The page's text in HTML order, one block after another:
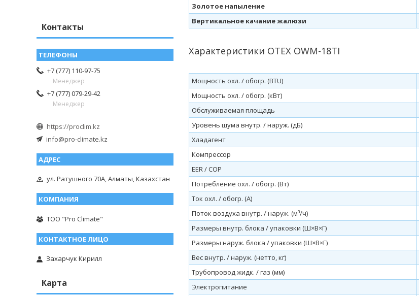
Золотое напыление
Вертикальное качание жалюзи
Характеристики OTEX OWM-18TI
Мощность охл. / обогр. (BTU)
Мощность охл. / обогр. (кВт)
Обслуживаемая площадь
Уровень шума внутр. / наруж. (дБ)
Хладагент
Компрессор
EER / COP
Потребление охл. / обогр. (Вт)
Ток охл. / обогр. (А)
Поток воздуха внутр. / наруж. (м³/ч)
Размеры внутр. блока / упаковки (Ш×В×Г)
Размеры наруж. блока / упаковки (Ш×В×Г)
Вес внутр. / наруж. (нетто, кг)
Трубопровод жидк. / газ (мм)
Электропитание
Контакты
+7 (777) 110-97-75
Менеджер
+7 (777) 079-29-42
Менеджер
https://proclim.kz
info@pro-climate.kz
ул. Ратушного 70А, Алматы, Казахстан
ТОО "Pro Climate"
Захарчук Кирилл
Карта